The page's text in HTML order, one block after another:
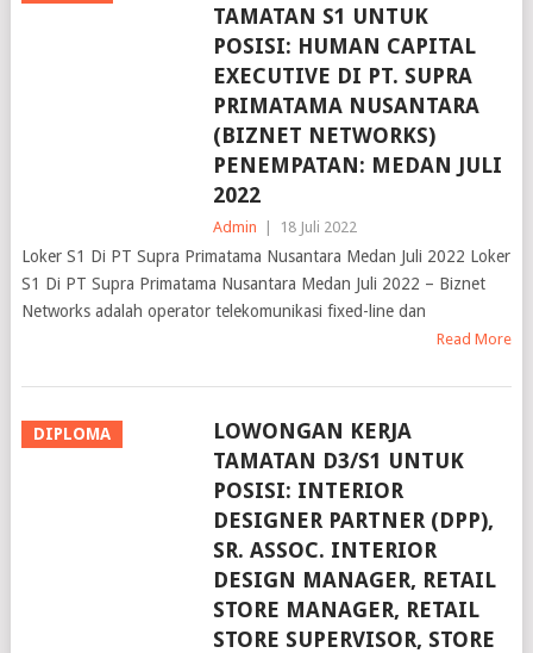
TAMATAN S1 UNTUK
POSISI: HUMAN CAPITAL
EXECUTIVE DI PT. SUPRA
PRIMATAMA NUSANTARA
(BIZNET NETWORKS)
PENEMPATAN: MEDAN JULI
2022
Admin 18 Juli 2022
Loker S1 Di PT Supra Primatama Nusantara Medan Juli 2022 Loker
S1 Di PT Supra Primatama Nusantara Medan Juli 2022 – Biznet
Networks adalah operator telekomunikasi fixed-line dan
Read More
DIPLOMA
LOWONGAN KERJA
TAMATAN D3/S1 UNTUK
POSISI: INTERIOR
DESIGNER PARTNER (DPP),
SR. ASSOC. INTERIOR
DESIGN MANAGER, RETAIL
STORE MANAGER, RETAIL
STORE SUPERVISOR, STORE